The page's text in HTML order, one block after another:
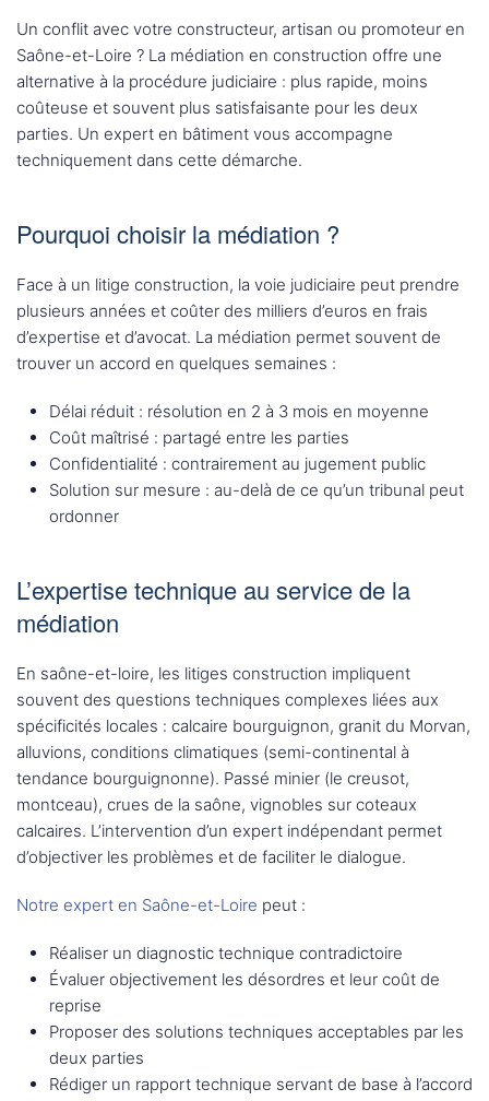
Un conflit avec votre constructeur, artisan ou promoteur en
Saône-et-Loire ? La médiation en construction offre une
alternative à la procédure judiciaire : plus rapide, moins
coûteuse et souvent plus satisfaisante pour les deux
parties. Un expert en bâtiment vous accompagne
techniquement dans cette démarche.
Pourquoi choisir la médiation ?
Face à un litige construction, la voie judiciaire peut prendre
plusieurs années et coûter des milliers d’euros en frais
d’expertise et d’avocat. La médiation permet souvent de
trouver un accord en quelques semaines :
Délai réduit : résolution en 2 à 3 mois en moyenne
Coût maîtrisé : partagé entre les parties
Confidentialité : contrairement au jugement public
Solution sur mesure : au-delà de ce qu’un tribunal peut
ordonner
L’expertise technique au service de la
médiation
En saône-et-loire, les litiges construction impliquent
souvent des questions techniques complexes liées aux
spécificités locales : calcaire bourguignon, granit du Morvan,
alluvions, conditions climatiques (semi-continental à
tendance bourguignonne). Passé minier (le creusot,
montceau), crues de la saône, vignobles sur coteaux
calcaires. L’intervention d’un expert indépendant permet
d’objectiver les problèmes et de faciliter le dialogue.
Notre expert en Saône-et-Loire peut :
Réaliser un diagnostic technique contradictoire
Évaluer objectivement les désordres et leur coût de
reprise
Proposer des solutions techniques acceptables par les
deux parties
Rédiger un rapport technique servant de base à l’accord